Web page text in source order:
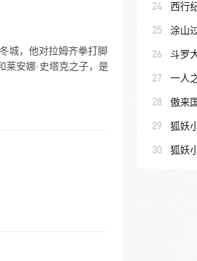
城，他对拉姆齐拳打脚
莱安娜·史塔克之子，是
24 西行
25 涂山
26 斗罗
27 一人
28 傲来
29 狐妖
30 狐妖